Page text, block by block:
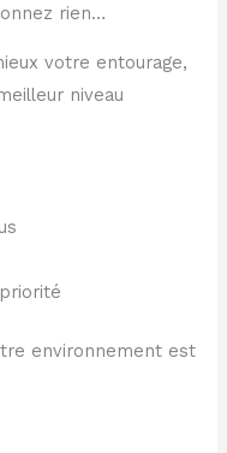
rien…
votre entourage,
niveau
environnement est